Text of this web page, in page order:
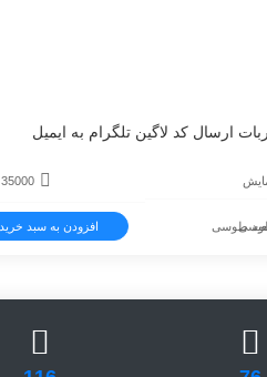
ارسال کد لاگین تلگرام به ایمیل
35000
طوسی افزودن به سبد خرید